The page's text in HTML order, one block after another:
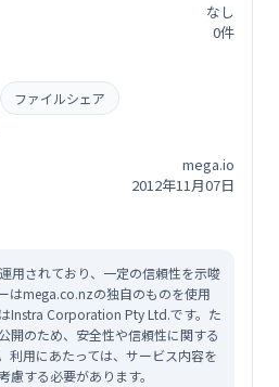
なし
0件
ファイルシェア
mega.io
2012年11月07日
用されており、一定の信頼性を示唆
はmega.co.nzの独自のものを使用
Instra Corporation Pty Ltd.です。た
開のため、安全性や信頼性に関する
利用にあたっては、サービス内容を
慮する必要があります。